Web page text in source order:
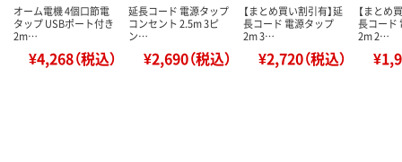
オーム電機 4個口節電
タップ USBポート付き
2m…
¥4,268（税込）
延長コード 電源タップ
コンセント 2.5m 3ピ
ン…
¥2,690（税込）
【まとめ買い割引有】延
長コード 電源タップ
2m 3…
¥2,720（税込）
【まとめ
長コード
2m 2…